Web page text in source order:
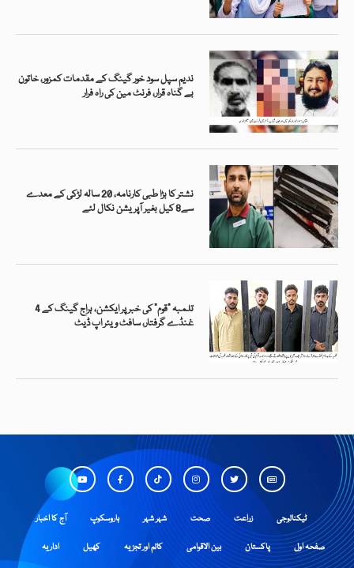
ندیم سپل سود خور گینگ کے مقدمات کمزور، خاتون
بے گناہ قرار، فرنٹ مین کی راہ فرار
نشتر کا بڑا طبی کارنامہ، 20 سالہ لڑکی کے معدے
سے8 کیل بغیر آپریشن نکال لئے
تلمبہ “قوم” کی خبر پر ایکشن، ہراج گینگ کے 4
غنڈے گرفتار، سافٹ ویئر اپ ڈیٹ
آج کا اخبار ہاروسکوپ شہر شہر صحت زراعت ٹیکنالوجی
اداریہ کھیل کالم اور تجزیہ بین الاقوامی پاکستان صفحہ اول